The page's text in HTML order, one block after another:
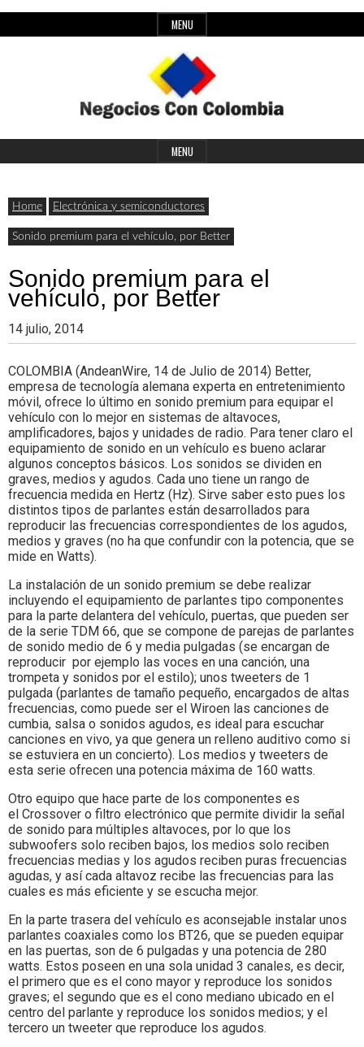
to
MENU
Negocios
con
Colombia
Últimas
noticias,
comunicados
y
de
negocios
con
Colombia.
Header
MENU
Home Electrónica y semiconductores
Sonido premium para el vehículo, por Better
Sonido premium para el
vehículo, por Better
14 julio, 2014
COLOMBIA (AndeanWire, 14 de Julio de 2014) Better,
empresa de tecnología alemana experta en entretenimiento
móvil, ofrece lo último en sonido premium para equipar el
vehículo con lo mejor en sistemas de altavoces,
amplificadores, bajos y unidades de radio. Para tener claro el
equipamiento de sonido en un vehículo es bueno aclarar
algunos conceptos básicos. Los sonidos se dividen en
graves, medios y agudos. Cada uno tiene un rango de
frecuencia medida en Hertz (Hz). Sirve saber esto pues los
distintos tipos de parlantes están desarrollados para
reproducir las frecuencias correspondientes de los agudos,
medios y graves (no ha que confundir con la potencia, que se
mide en Watts).
La instalación de un sonido premium se debe realizar
incluyendo el equipamiento de parlantes tipo componentes
para la parte delantera del vehículo, puertas, que pueden ser
de la serie TDM 66, que se compone de parejas de parlantes
de sonido medio de 6 y media pulgadas (se encargan de
reproducir por ejemplo las voces en una canción, una
trompeta y sonidos por el estilo); unos tweeters de 1
pulgada (parlantes de tamaño pequeño, encargados de altas
frecuencias, como puede ser el Wiroen las canciones de
cumbia, salsa o sonidos agudos, es ideal para escuchar
canciones en vivo, ya que genera un relleno auditivo como si
se estuviera en un concierto). Los medios y tweeters de
esta serie ofrecen una potencia máxima de 160 watts.
Otro equipo que hace parte de los componentes es
el Crossover o filtro electrónico que permite dividir la señal
de sonido para múltiples altavoces, por lo que los
subwoofers solo reciben bajos, los medios solo reciben
frecuencias medias y los agudos reciben puras frecuencias
agudas, y así cada altavoz recibe las frecuencias para las
cuales es más eficiente y se escucha mejor.
En la parte trasera del vehículo es aconsejable instalar unos
parlantes coaxiales como los BT26, que se pueden equipar
en las puertas, son de 6 pulgadas y una potencia de 280
watts. Estos poseen en una sola unidad 3 canales, es decir,
el primero que es el cono mayor y reproduce los sonidos
graves; el segundo que es el cono mediano ubicado en el
centro del parlante y reproduce los sonidos medios; y el
tercero un tweeter que reproduce los agudos.